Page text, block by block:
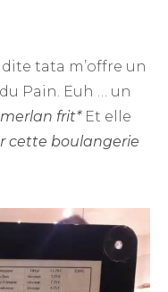
tata m’offre un
Pain. Euh … un
frit*Et elle
cette boulangerie